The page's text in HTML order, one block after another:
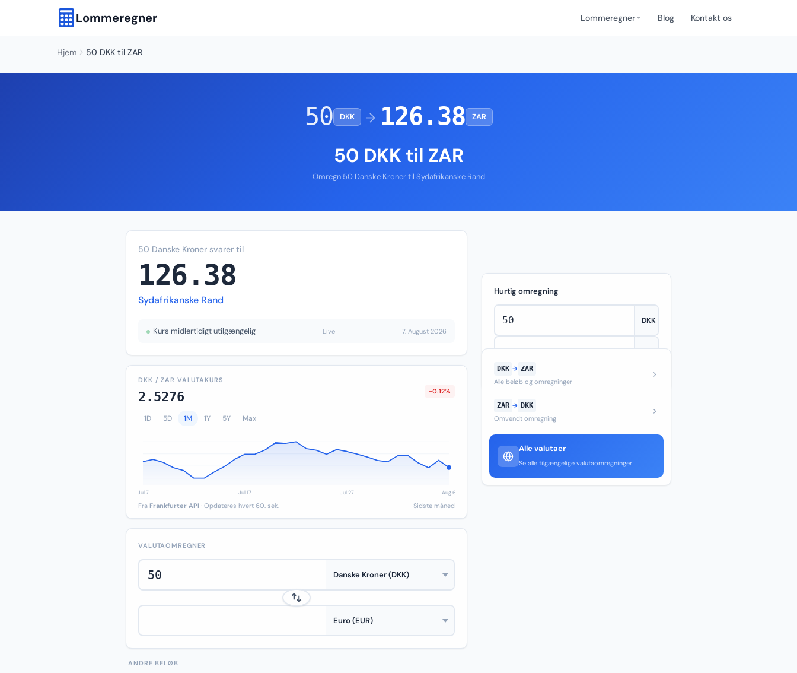
Lommeregner Lommeregner Blog Kontakt os
Hjem 50 DKK til ZAR
50 DKK → 126.38 ZAR
50 DKK til ZAR
Omregn 50 Danske Kroner til Sydafrikanske Rand
50 Danske Kroner svarer til
126.38
Sydafrikanske Rand
Kurs midlertidigt utilgængelig Live 7. August 2026
DKK / ZAR VALUTAKURS
2.5276 -0.12%
1D 5D 1M 1Y 5Y Max
Fra Frankfurter API · Opdateres hvert 60. sek. Sidste måned
VALUTAOMREGNER
ANDRE BELØB
Hurtig omregning
DKK → ZAR
Alle beløb og omregninger
ZAR → DKK
Omvendt omregning
Alle valutaer
Se alle tilgængelige valutaomregninger